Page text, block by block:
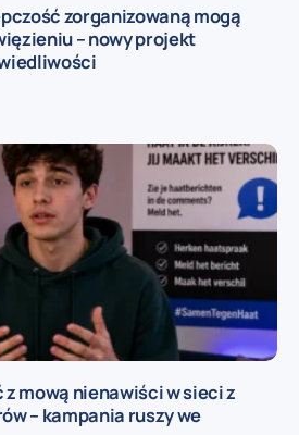
zorganizowaną mogą
– nowy projekt
mową nienawiści w sieci z
– kampania ruszy we